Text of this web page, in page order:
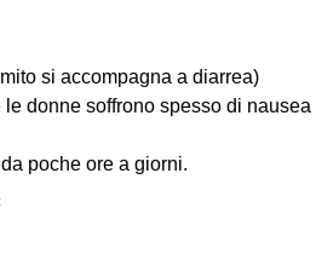
si accompagna a diarrea)
donne soffrono spesso di nausea
poche ore a giorni.